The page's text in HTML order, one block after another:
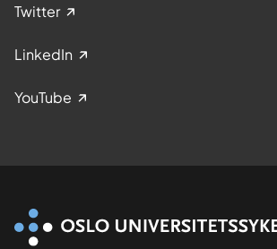
Twitter
LinkedIn
YouTube